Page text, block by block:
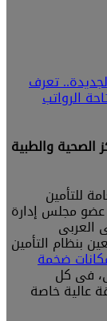
بالزيادة الجديدة.. تعرف
الرواتب
والطبية
للتأمين
عضو مجلس إدارة
العربى
بنظام التأمين
ضخمة
فى كل
عالية خاصة